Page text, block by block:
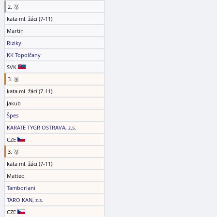
2. 🥈
kata ml. žáci (7-11)
Martin
Riziky
KK Topolčany
SVK
3. 🥉
kata ml. žáci (7-11)
Jakub
Špes
KARATE TYGR OSTRAVA, z.s.
CZE
3. 🥉
kata ml. žáci (7-11)
Matteo
Tamborlani
TARO KAN, z.s.
CZE